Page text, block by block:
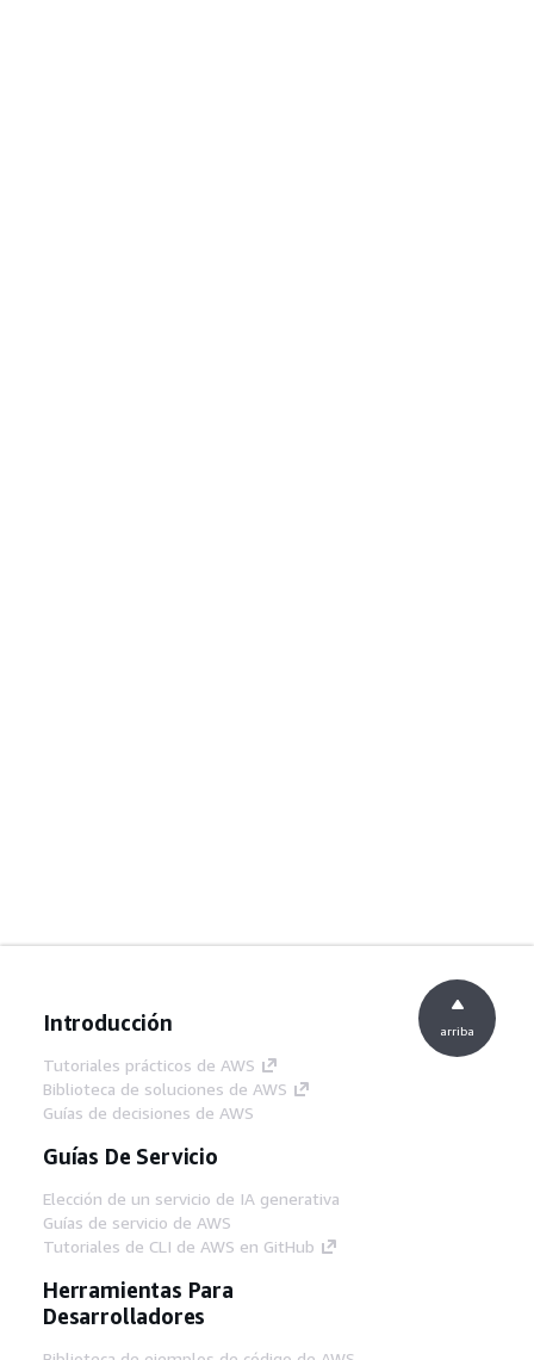
Introducción
Tutoriales prácticos de AWS
Biblioteca de soluciones de AWS
Guías de decisiones de AWS
Guías De Servicio
Elección de un servicio de IA generativa
Guías de servicio de AWS
Tutoriales de CLI de AWS en GitHub
Herramientas Para
Desarrolladores
arriba